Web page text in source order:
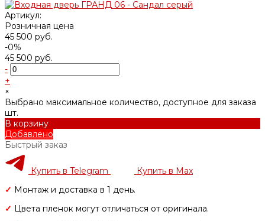
Артикул:
Розничная цена
45 500 руб.
-0%
45 500 руб.
-
+
×
Выбрано максимальное количество, доступное для заказа
шт.
В корзину
Добавлено
Быстрый заказ
Купить в Telegram
Купить в Max
✓ Монтаж и доставка в 1 день.
✓ Цвета пленок могут отличаться от оригинала.